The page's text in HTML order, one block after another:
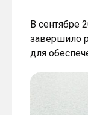
В сентябре
завершило
для